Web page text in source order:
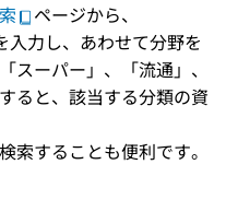
ページから、
入力し、あわせて分野を
スーパー」、「流通」、
ると、該当する分類の資
索することも便利です。